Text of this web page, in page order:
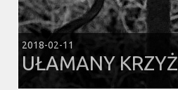
2018-02-11
UŁAMANY KRZYŻ